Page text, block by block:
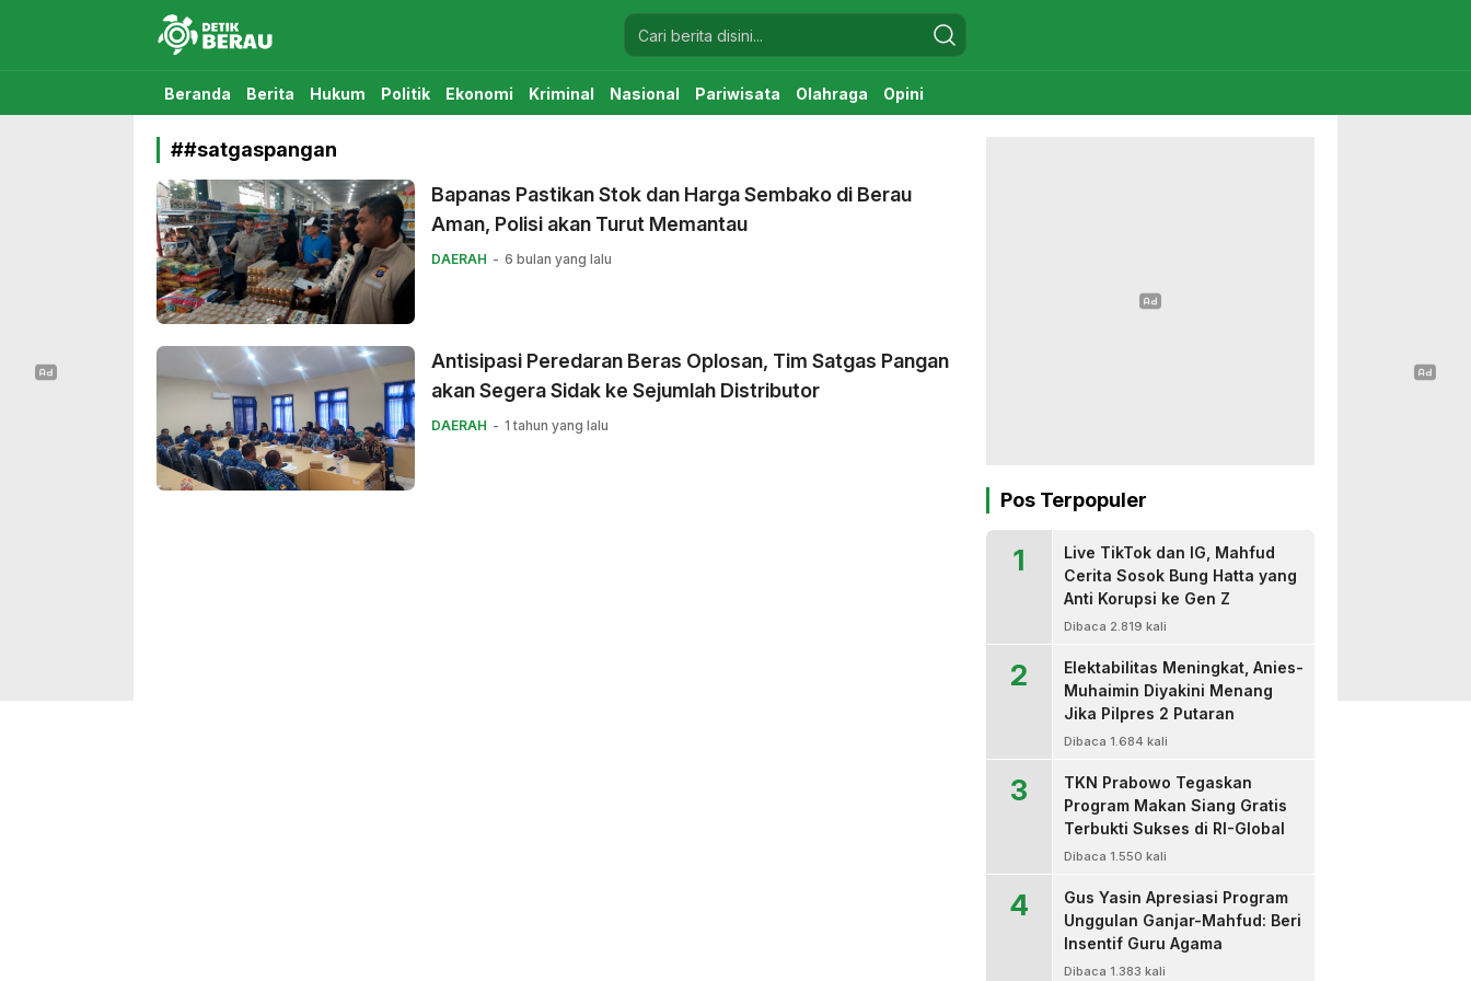
Detikberau.com
Media Diskusi Rakyat
Beranda Berita Hukum Politik Ekonomi Kriminal Nasional Pariwisata Olahraga Opini
##satgaspangan
Bapanas Pastikan Stok dan Harga Sembako di Berau
Aman, Polisi akan Turut Memantau
DAERAH 6 bulan yang lalu
Antisipasi Peredaran Beras Oplosan, Tim Satgas Pangan
akan Segera Sidak ke Sejumlah Distributor
DAERAH 1 tahun yang lalu
Pos Terpopuler
1
Live TikTok dan IG, Mahfud
Cerita Sosok Bung Hatta yang
Anti Korupsi ke Gen Z
Dibaca 2.819 kali
2
Elektabilitas Meningkat, Anies-
Muhaimin Diyakini Menang
Jika Pilpres 2 Putaran
Dibaca 1.684 kali
3
TKN Prabowo Tegaskan
Program Makan Siang Gratis
Terbukti Sukses di RI-Global
Dibaca 1.550 kali
4
Gus Yasin Apresiasi Program
Unggulan Ganjar-Mahfud: Beri
Insentif Guru Agama
Dibaca 1.383 kali